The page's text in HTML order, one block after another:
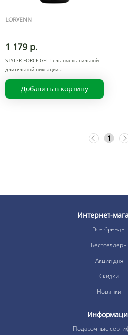
LORVENN
1 179 р.
STYLER FORCE GEL Гель очень сильной
длительной фиксации
Добавить в корзину
1
Интернет-
Все бренды
Бестселлеры
Акции дня
Скидки
Новинки
Подарочные